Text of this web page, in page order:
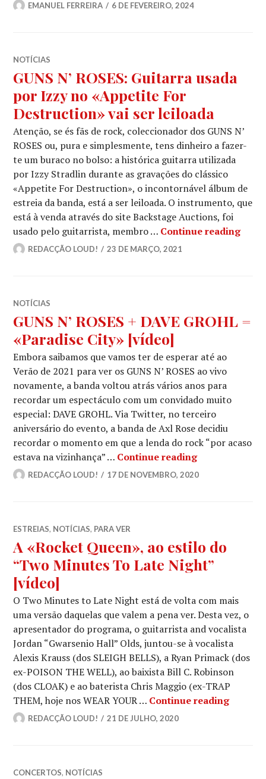
EMANUEL FERREIRA 6 DE FEVEREIRO, 2024
NOTÍCIAS
GUNS N’ ROSES: Guitarra usada
por Izzy no «Appetite For
Destruction» vai ser leiloada
Atenção, se és fãs de rock, coleccionador dos GUNS N’
ROSES ou, pura e simplesmente, tens dinheiro a fazer-
te um buraco no bolso: a histórica guitarra utilizada
por Izzy Stradlin durante as gravações do clássico
«Appetite For Destruction», o incontornável álbum de
estreia da banda, está a ser leiloada. O instrumento, que
está à venda através do site Backstage Auctions, foi
usado pelo guitarrista, membro … Continue reading
REDACÇÃO LOUD! 23 DE MARÇO, 2021
NOTÍCIAS
GUNS N’ ROSES + DAVE GROHL =
«Paradise City» [vídeo]
Embora saibamos que vamos ter de esperar até ao
Verão de 2021 para ver os GUNS N’ ROSES ao vivo
novamente, a banda voltou atrás vários anos para
recordar um espectáculo com um convidado muito
especial: DAVE GROHL. Via Twitter, no terceiro
aniversário do evento, a banda de Axl Rose decidiu
recordar o momento em que a lenda do rock “por acaso
estava na vizinhança” … Continue readingGUNS N’
REDACÇÃO LOUD! 17 DE NOVEMBRO, 2020
ESTREIAS, NOTÍCIAS, PARA VER
A «Rocket Queen», ao estilo do
“Two Minutes To Late Night”
[vídeo]
O Two Minutes to Late Night está de volta com mais
uma versão daquelas que valem a pena ver. Desta vez, o
apresentador do programa, o guitarrista and vocalista
Jordan “Gwarsenio Hall” Olds, juntou-se à vocalista
Alexis Krauss (dos SLEIGH BELLS), a Ryan Primack (dos
ex-POISON THE WELL), ao baixista Bill C. Robinson
(dos CLOAK) e ao baterista Chris Maggio (ex-TRAP
THEM, hoje nos WEAR YOUR … Continue readingA
REDACÇÃO LOUD! 21 DE JULHO, 2020
CONCERTOS, NOTÍCIAS